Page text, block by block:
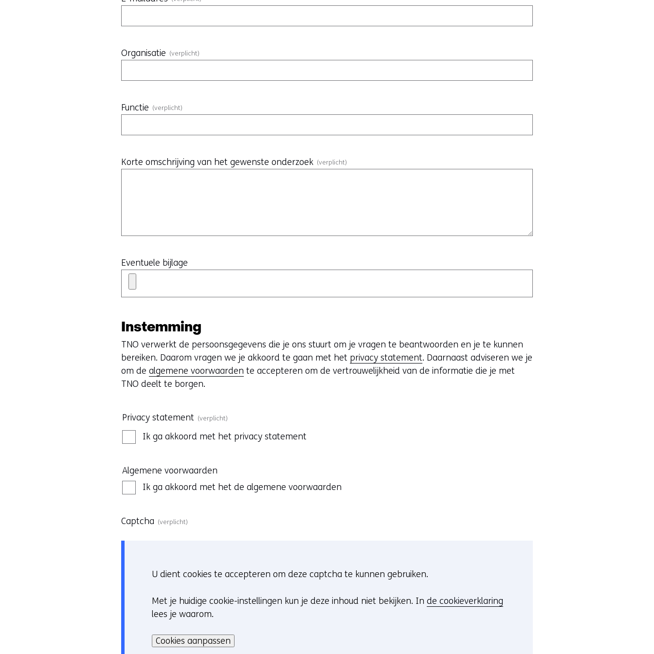
Organisatie (verplicht)
Functie (verplicht)
Korte omschrijving van het gewenste onderzoek (verplicht)
Eventuele bijlage
Instemming
TNO verwerkt de persoonsgegevens die je ons stuurt om je vragen te beantwoorden en je te kunnen
bereiken. Daarom vragen we je akkoord te gaan met het privacy statement. Daarnaast adviseren we je
om dealgemene voorwaarden te accepteren om de vertrouwelijkheid van de informatie die je met
TNO deelt te borgen.
Privacy statement (verplicht)
Ik ga akkoord met het privacy statement
Algemene voorwaarden
Ik ga akkoord met het de algemene voorwaarden
Captcha (verplicht)
U dient cookies te accepteren om deze captcha te kunnen gebruiken.
C
o
k
Met je huidige cookie-instellingen kun je deze inhoud niet bekijken. Inde cookieverklaring
lees je waarom.
Hier
kan
Cookies aanpassen